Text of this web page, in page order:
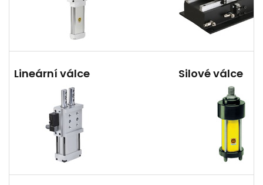
Lineární válce Silové válce